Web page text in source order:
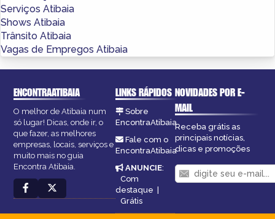
Serviços Atibaia
Shows Atibaia
Trânsito Atibaia
Vagas de Empregos Atibaia
ENCONTRAATIBAIA
O melhor de Atibaia num
só lugar! Dicas, onde ir, o
que fazer, as melhores
empresas, locais, serviços e
muito mais no guia
Encontra Atibaia.
LINKS RÁPIDOS
Sobre
EncontraAtibaia
Fale com o
EncontraAtibaia
ANUNCIE:
Com
destaque
Grátis
NOVIDADES POR E-
MAIL
Receba grátis as
principais notícias,
dicas e promoções